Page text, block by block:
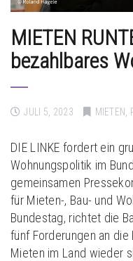
MIETEN
bezahlbares
JULI 5, 2023 MIETEN
DIE LINKE fordert ein
Wohnungspolitik im
gemeinsamen
für Mieten-, Bau- und
Bundestag, richtet die
fünf Forderungen an
Mieten im Land wieder